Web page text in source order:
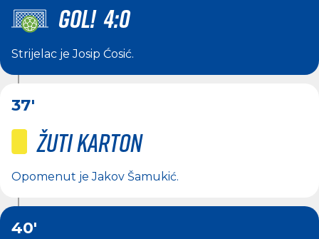
GOL! 4:0
Strijelac jeJosip Ćosić.
37'
Žuti karton
Opomenut jeJakov Šamukić.
40'